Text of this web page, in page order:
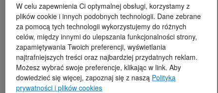
W celu zapewnienia Ci optymalnej obsługi, korzystamy z
plików cookie i innych podobnych technologii. Dane zebrane
za pomocą tych technologii wykorzystujemy do różnych
celów, między innymi do ulepszania funkcjonalności strony,
zapamiętywania Twoich preferencji, wyświetlania
najtrafniejszych treści oraz najbardziej przydatnych reklam.
Możesz wybrać swoje preferencje, klikając w link. Aby
dowiedzieć się więcej, zapoznaj się z naszą Polityką
prywatności i plików cookies